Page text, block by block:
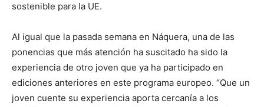
sostenible para la UE.
Al igual que la pasada semana en Náquera, una de las
ponencias que más atención ha suscitado ha sido la
experiencia de otro joven que ya ha participado en
ediciones anteriores en este programa europeo. “Que un
joven cuente su experiencia aporta cercanía a los